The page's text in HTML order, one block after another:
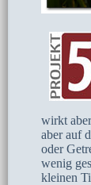
wirkt
aber auf
oder
wenig
kleinen